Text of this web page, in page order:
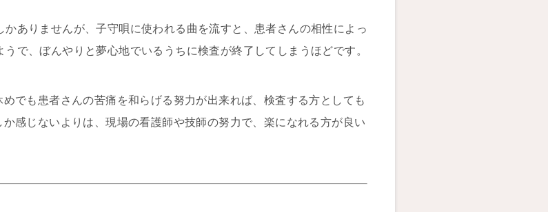
ありませんが、子守唄に使われる曲を流すと、患者さんの相性によっ
で、ぼんやりと夢心地でいるうちに検査が終了してしまうほどです。
でも患者さんの苦痛を和らげる努力が出来れば、検査する方としても
感じないよりは、現場の看護師や技師の努力で、楽になれる方が良い